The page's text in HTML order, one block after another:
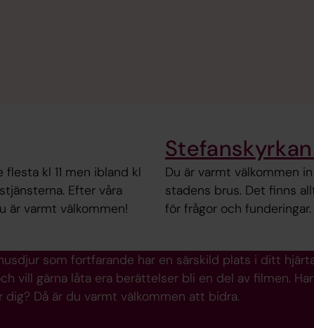
kl 11 men ibland kl
Efter våra
är varmt välkommen!
Du är varmt välkommen
stadens brus. Det finns
för frågor och funderingar.
som fortfarande har en särskild plats i ditt
vill gärna låta era berättelser bli en del av filmen.
Då är du varmt välkommen att bidra.